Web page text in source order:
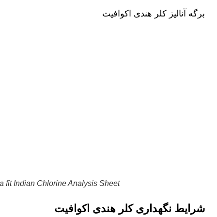
برگه آنالیز کلر هندی اکوافیت
fit Indian Chlorine Analysis Sheet
شرایط نگهداری کلر هندی اکوافیت